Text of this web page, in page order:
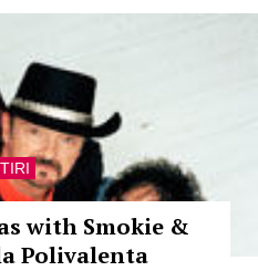
with Smokie &
Polivalenta